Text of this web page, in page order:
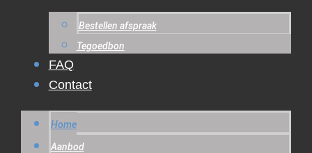
Bestellen afspraak
Tegoedbon
FAQ
Contact
Home
Aanbod